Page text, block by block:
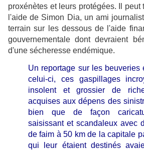
proxénètes et leurs protégées. Il peut
l'aide de Simon Dia, un ami
terrain sur les dessous de l'aide
gouvernementale dont devraient
d'une sécheresse endémique.
Un reportage sur les beuveries
celui-ci, ces gaspillages
insolent et grossier de
acquises aux dépens des
bien que de façon
saisissant et scandaleux avec
de faim à 50 km de la capitale
qui leur étaient destinés